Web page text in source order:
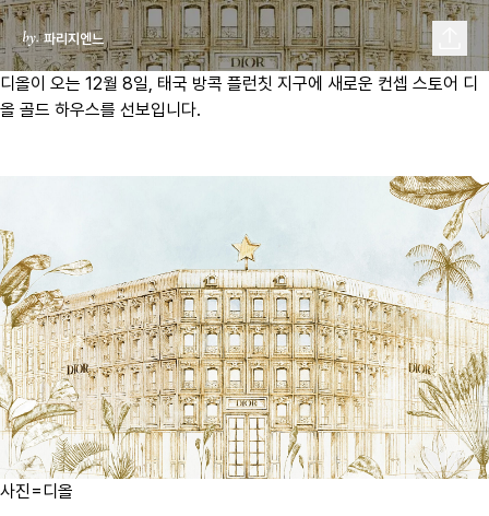
파리지엔느
디올이 오는 12월 8일, 태국 방콕 플런칫 지구에 새로운 컨셉 스토어 디
올 골드 하우스를 선보입니다.
사진=디올